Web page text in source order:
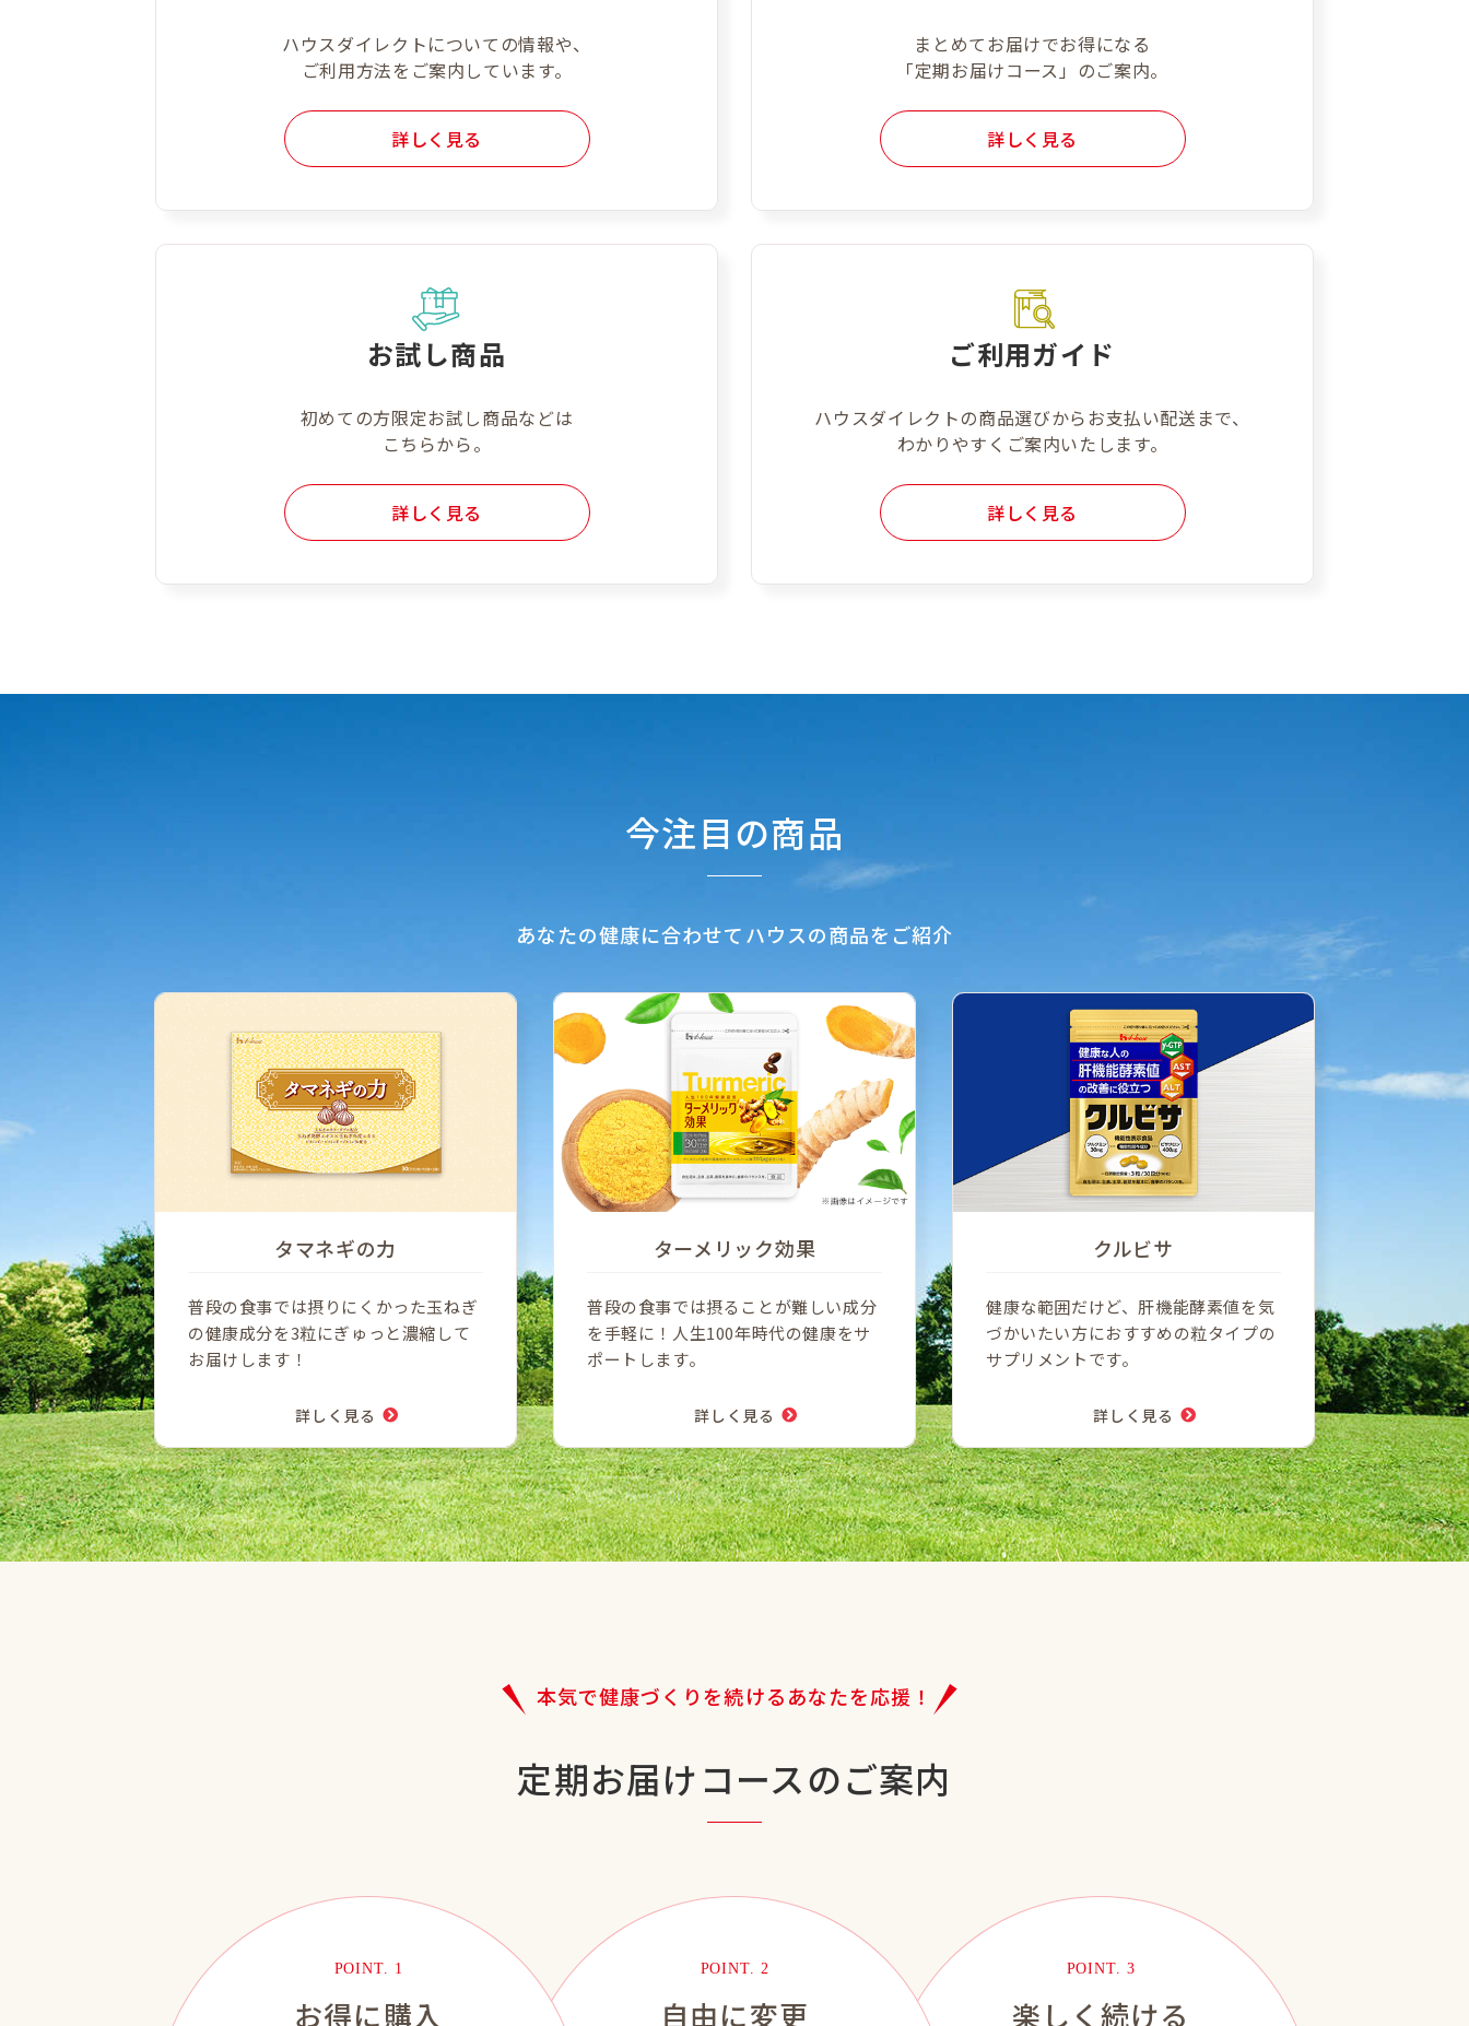
ハウスダイレクトについての情報や、
ご利用方法をご案内しています。
詳しく見る
まとめてお届けでお得になる
「定期お届けコース」のご案内。
詳しく見る
お試し商品
初めての方限定お試し商品などは
こちらから。
詳しく見る
ご利用ガイド
ハウスダイレクトの商品選びからお支払い配送まで、
わかりやすくご案内いたします。
詳しく見る
今注目の商品
あなたの健康に合わせてハウスの商品をご紹介
タマネギの力
普段の食事では摂りにくかった玉ねぎ
の健康成分を3粒にぎゅっと濃縮して
お届けします！
詳しく見る
ターメリック効果
普段の食事では摂ることが難しい成分
を手軽に！人生100年時代の健康をサ
ポートします。
詳しく見る
クルビサ
健康な範囲だけど、肝機能酵素値を気
づかいたい方におすすめの粒タイプの
サプリメントです。
詳しく見る
本気で健康づくりを続けるあなたを応援！
定期お届けコースのご案内
POINT. 1
お得に購入
POINT. 2
自由に変更
POINT. 3
楽しく続ける